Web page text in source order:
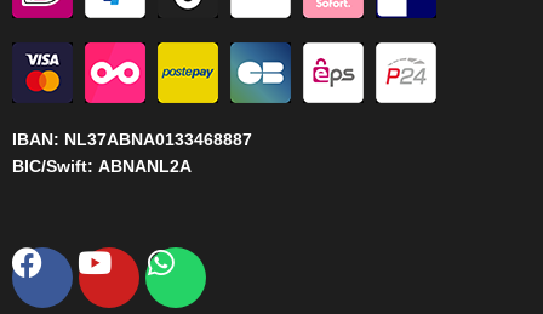
IBAN: NL37ABNA0133468887
BIC/Swift: ABNANL2A
Facebook
YoutubeWhatsapp